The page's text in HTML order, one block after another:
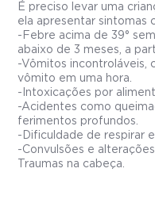
É preciso levar uma
ela apresentar sintomas
-Febre acima de 39°
abaixo de 3 meses, a
-Vômitos incontroláveis,
vômito em uma hora.
-Intoxicações por
-Acidentes como
ferimentos profundos.
-Dificuldade de respirar
-Convulsões e
Traumas na cabeça.